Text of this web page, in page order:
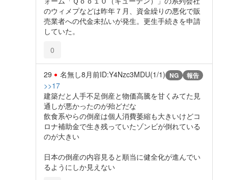
のウィメプなどは昨年７月、資金繰りの悪化で販
売業者への代金未払いが発生。更生手続きを申請
していた。
0
29 名無し8月前ID:Y4Nzc3MDU(1/1) NG 報告
>>17
建築だと人手不足倒産と物価高騰を甘くみてた見
通しが悪かったのが殆どだな
飲食系やらの倒産は個人消費萎縮も大きいけどコ
ロナ補助金で生き残っていたゾンビが倒れている
のが大きい
日本の倒産の内容見ると順当に健全化が進んでい
るようにしか見えない